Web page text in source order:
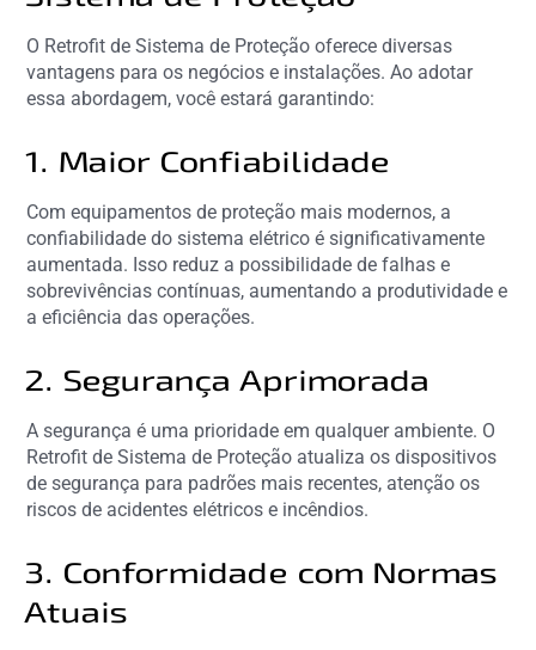
O Retrofit de Sistema de Proteção oferece diversas
vantagens para os negócios e instalações. Ao adotar
essa abordagem, você estará garantindo:
1. Maior Confiabilidade
Com equipamentos de proteção mais modernos, a
confiabilidade do sistema elétrico é significativamente
aumentada. Isso reduz a possibilidade de falhas e
sobrevivências contínuas, aumentando a produtividade e
a eficiência das operações.
2. Segurança Aprimorada
A segurança é uma prioridade em qualquer ambiente. O
Retrofit de Sistema de Proteção atualiza os dispositivos
de segurança para padrões mais recentes, atenção os
riscos de acidentes elétricos e incêndios.
3. Conformidade com Normas
Atuais